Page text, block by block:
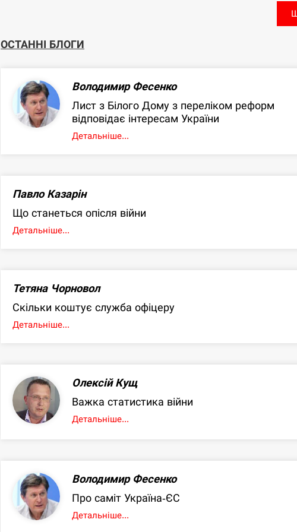
ОСТАННІ БЛОГИ
Володимир Фесенко
Лист з Білого Дому з переліком реформ
відповідає інтересам України
Детальніше...
Павло Казарін
Що станеться опісля війни
Детальніше...
Тетяна Чорновол
Скільки коштує служба офіцеру
Детальніше...
Олексій Кущ
Важка статистика війни
Детальніше...
Володимир Фесенко
Про саміт Україна-ЄС
Детальніше...